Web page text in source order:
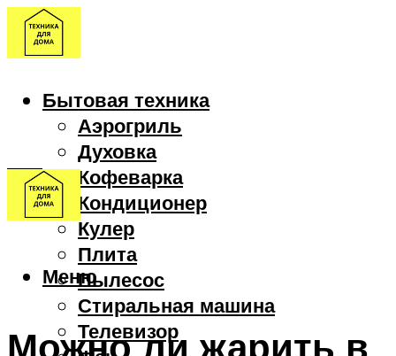
Бытовая техника
Аэрогриль
Духовка
Кофеварка
Кондиционер
Кулер
Плита
Пылесос
Стиральная машина
Телевизор
Меню
Можно ли жарить в